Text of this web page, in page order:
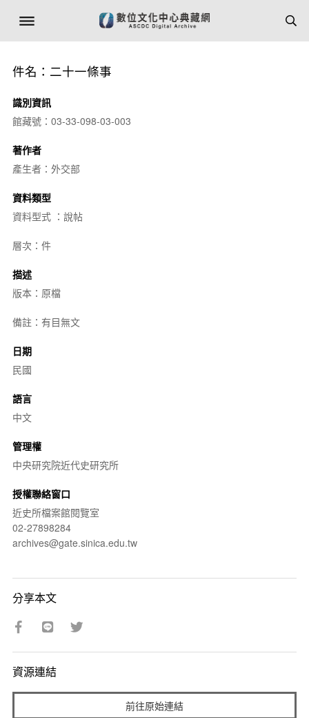
件名：二十一條事
識別資訊
館藏號：03-33-098-03-003
著作者
產生者：外交部
資料類型
資料型式 ：說帖
層次：件
描述
版本：原檔
備註：有目無文
日期
民國
語言
中文
管理權
中央研究院近代史研究所
授權聯絡窗口
近史所檔案館閱覽室
02-27898284
archives@gate.sinica.edu.tw
分享本文
資源連結
前往原始連結